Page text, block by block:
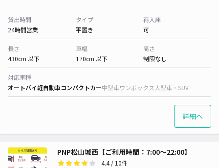
貸出時間
24時間営業
タイプ
平置き
再入庫
可
長さ
430cm 以下
車幅
170cm 以下
高さ
制限なし
対応車種
オートバイ軽自動車コンパクトカー中型車ワンボックス大型車・SUV
詳細へ
PNP松山城西【ご利用時間：7:00～22:00】
4.4/ 10件